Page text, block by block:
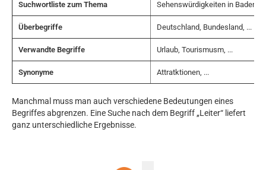
Suchwortliste zum Thema Sehenswürdigkeiten in Baden-
Überbegriffe Deutschland, Bundesland, ...
Verwandte Begriffe Urlaub, Tourismusm, ...
Synonyme Attratktionen, ...
Manchmal muss man auch verschiedene Bedeutungen eines
Begriffes abgrenzen. Eine Suche nach dem Begriff „Leiter“ liefert
ganz unterschiedliche Ergebnisse.